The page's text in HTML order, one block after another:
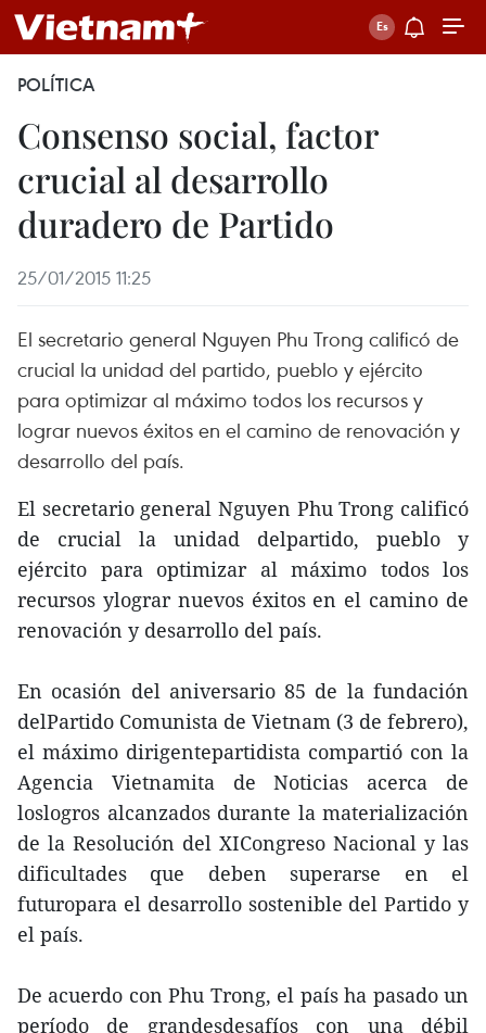
POLÍTICA
Consenso social, factor
crucial al desarrollo
duradero de Partido
25/01/2015 11:25
El secretario general Nguyen Phu Trong calificó de
crucial la unidad del partido, pueblo y ejército
para optimizar al máximo todos los recursos y
lograr nuevos éxitos en el camino de renovación y
desarrollo del país.
El secretario general Nguyen Phu Trong calificó
de crucial la unidad delpartido, pueblo y
ejército para optimizar al máximo todos los
recursos ylograr nuevos éxitos en el camino de
renovación y desarrollo del país.
En ocasión del aniversario 85 de la fundación
delPartido Comunista de Vietnam (3 de febrero),
el máximo dirigentepartidista compartió con la
Agencia Vietnamita de Noticias acerca de
loslogros alcanzados durante la materialización
de la Resolución del XICongreso Nacional y las
dificultades que deben superarse en el
futuropara el desarrollo sostenible del Partido y
el país.
De acuerdo con Phu Trong, el país ha pasado un
período de grandesdesafíos con una débil